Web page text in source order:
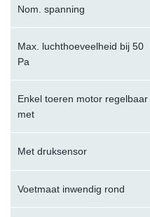
Nom. spanning
Max. luchthoeveelheid bij 50
Pa
Enkel toeren motor regelbaar
met
Met druksensor
Voetmaat inwendig rond